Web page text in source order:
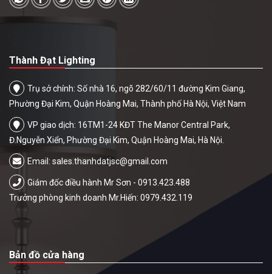
Thành Đạt Lighting
Trụ sở chính: Số nhà 16, ngõ 282/60/11 đường Kim Giang,
Phường Đại Kim, Quận Hoàng Mai, Thành phố Hà Nội, Việt Nam
VP giao dịch: 16TM1-24 KĐT The Manor Central Park,
Đ.Nguyễn Xiển, Phường Đại Kim, Quận Hoàng Mai, Hà Nội.
Email: sales.thanhdatjsc@gmail.com
Giám đốc điều hành Mr Sơn - 0913.423.488
Trưởng phòng kinh doanh Mr.Hiến: 0979.432.119
Bản đồ cửa hàng